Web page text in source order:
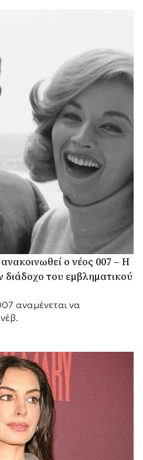
ο νέος 007 – Η
διάδοχο του εμβληματικού
αναμένεται να